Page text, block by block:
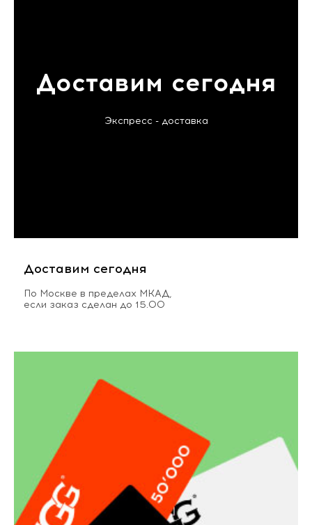
Доставим сегодня
Экспресс - доставка
Доставим сегодня
По Москве в пределах МКАД,
если заказ сделан до 15.00